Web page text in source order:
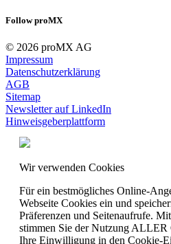
Follow proMX
© 2026 proMX AG
Impressum
Datenschutzerklärung
AGB
Sitemap
Newsletter auf LinkedIn
Hinweisgeberplattform
Wir verwenden Cookies
Für ein bestmögliches Online-
Webseite Cookies ein und
Präferenzen und Seitenaufrufe.
stimmen Sie der Nutzung ALLER
Ihre Einwilligung in den Cookie-